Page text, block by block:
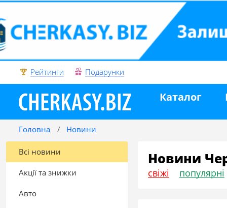
Рейтинги Подарунки
Каталог
Головна Новини
Всі новини
Акції та знижки
Авто
Новини
свіжі популярні